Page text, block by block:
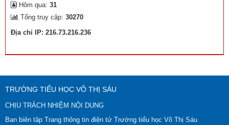
Hôm qua: 31
Tổng truy cập: 30270
Địa chỉ IP: 216.73.216.236
TRƯỜNG TIỂU HỌC VÕ THỊ SÁU
CHỊU TRÁCH NHIỆM NỘI DUNG
Ban biên tập Trang thông tin điện tử Trường tiểu học Võ Thị Sáu